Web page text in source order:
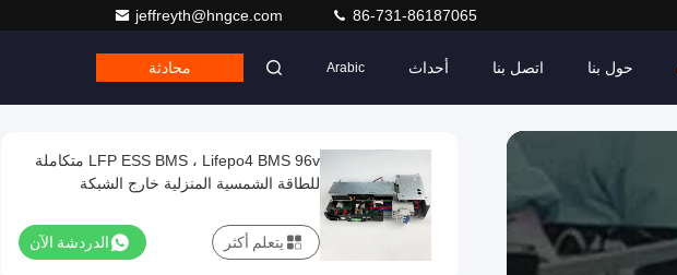
jeffreyth@hngce.com 86-731-86187065
حول بنا اتصل بنا أحداث Arabic محادثة
LFP ESS BMS ، Lifepo4 BMS 96v متكاملة
للطاقة الشمسية المنزلية خارج الشبكة
الدردشة الآن يتعلم أكثر